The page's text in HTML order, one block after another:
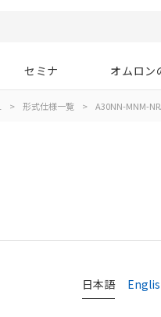
セミナ オムロン
> 形式仕様一覧 > A30NN-MNM-
日本語